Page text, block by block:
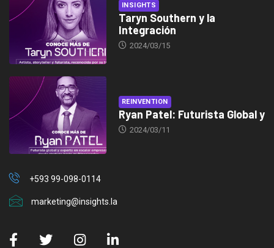
INSIGHTS
Taryn Southern y la
Integración
2024/03/15
REINVENTION
Ryan Patel: Futurista Global y
2024/03/11
+593 99-098-0114
marketing@insights.la